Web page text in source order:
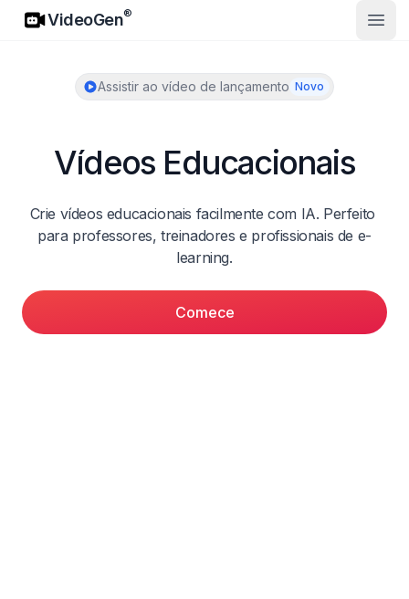
VideoGen
VideoGen®
Abrir
Assistir ao vídeo de lançamento Novo
Vídeos Educacionais
Crie vídeos educacionais facilmente com IA. Perfeito
para professores, treinadores e profissionais de e-
learning.
Comece